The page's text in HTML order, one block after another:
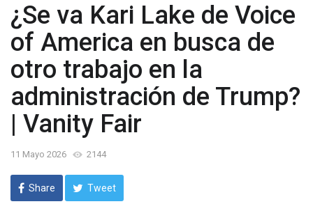
¿Se va Kari Lake de Voice
of America en busca de
otro trabajo en la
administración de Trump?
| Vanity Fair
11 Mayo 2026 2144
Share Tweet